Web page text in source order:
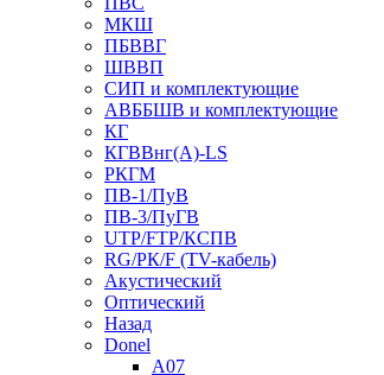
МКШ
ПБВВГ
ШВВП
СИП и комплектующие
АВББШВ и комплектующие
КГ
КГВВнг(А)-LS
РКГМ
ПВ-1/ПуВ
ПВ-3/ПуГВ
UTP/FTP/КСПВ
RG/РК/F (TV-кабель)
Акустический
Оптический
Назад
Donel
A07